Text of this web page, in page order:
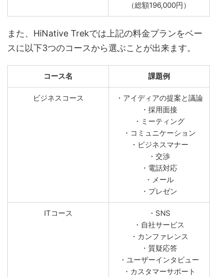
（総額196,000円）
また、HiNative Trekでは上記の料金プランをベー
スに以下3つのコースから選ぶことが出来ます。
コース名 課題例
ビジネスコース
・アイディアの提案と議論
・採用面接
・ミーティング
・コミュニケーション
・ビジネスマナー
・交渉
・電話対応
・メール
・プレゼン
ITコース
・SNS
・自社サービス
・カンファレンス
・質疑応答
・ユーザーインタビュー
・カスタマーサポート